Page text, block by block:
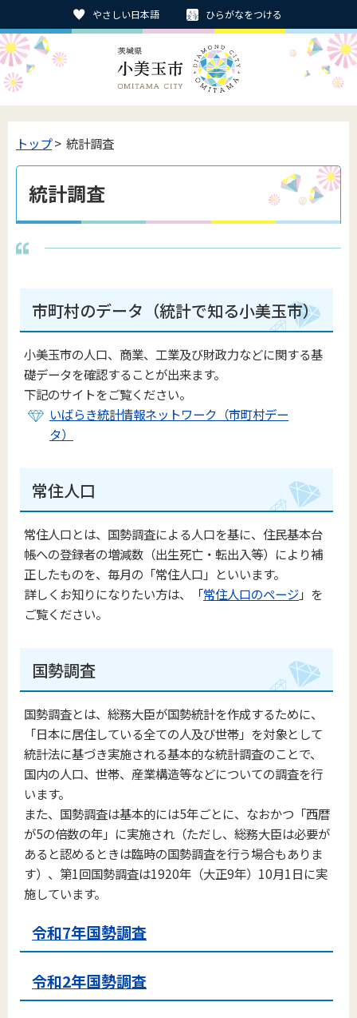
やさしい日本語 ひらがなをつける
トップ> 統計調査
統計調査
市町村のデータ（統計で知る小美玉市）
小美玉市の人口、商業、工業及び財政力などに関する基
礎データを確認することが出来ます。
下記のサイトをご覧ください。
いばらき統計情報ネットワーク（市町村デー
タ）
常住人口
常住人口とは、国勢調査による人口を基に、住民基本台
帳への登録者の増減数（出生死亡・転出入等）により補
正したものを、毎月の「常住人口」といいます。
詳しくお知りになりたい方は、「常住人口のページ」を
ご覧ください。
国勢調査
国勢調査とは、総務大臣が国勢統計を作成するために、
「日本に居住している全ての人及び世帯」を対象として
統計法に基づき実施される基本的な統計調査のことで、
国内の人口、世帯、産業構造等などについての調査を行
います。
また、国勢調査は基本的には5年ごとに、なおかつ「西暦
が5の倍数の年」に実施され（ただし、総務大臣は必要が
あると認めるときは臨時の国勢調査を行う場合もありま
す）、第1回国勢調査は1920年（大正9年）10月1日に実
施しています。
令和7年国勢調査
令和2年国勢調査